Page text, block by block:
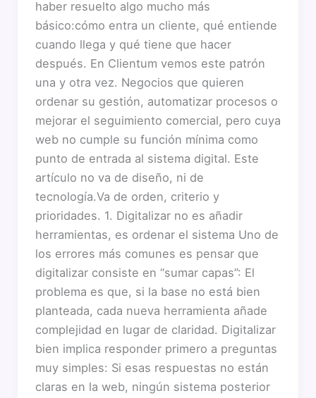
haber resuelto algo mucho más
básico:cómo entra un cliente, qué entiende
cuando llega y qué tiene que hacer
después. En Clientum vemos este patrón
una y otra vez. Negocios que quieren
ordenar su gestión, automatizar procesos o
mejorar el seguimiento comercial, pero cuya
web no cumple su función mínima como
punto de entrada al sistema digital. Este
artículo no va de diseño, ni de
tecnología.Va de orden, criterio y
prioridades. 1. Digitalizar no es añadir
herramientas, es ordenar el sistema Uno de
los errores más comunes es pensar que
digitalizar consiste en “sumar capas”: El
problema es que, si la base no está bien
planteada, cada nueva herramienta añade
complejidad en lugar de claridad. Digitalizar
bien implica responder primero a preguntas
muy simples: Si esas respuestas no están
claras en la web, ningún sistema posterior